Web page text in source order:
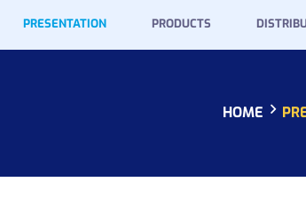
PRESENTATION PRODUCTS
HOME
DISTRIBUTION
CONTACT